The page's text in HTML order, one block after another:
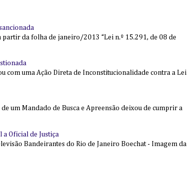
da folha de janeiro/2013 “Lei n.º 15.291, de 08 de
com uma Ação Direta de Inconstitucionalidade contra a Lei
um Mandado de Busca e Apreensão deixou de cumprir a
Oficial de Justiça
Bandeirantes do Rio de Janeiro Boechat - Imagem da